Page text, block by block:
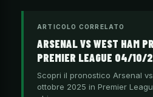
ARTICOLO CORRELATO
ARSENAL VS WEST HAM
PREMIER LEAGUE 04/10/
Scopri il pronostico Arsenal
ottobre 2025 in Premier